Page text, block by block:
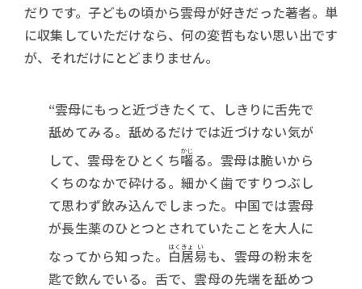
だりです。子どもの頃から雲母が好きだった著者。単
に収集していただけなら、何の変哲もない思い出です
が、それだけにとどまりません。
“雲母にもっと近づきたくて、しきりに舌先で
舐めてみる。舐めるだけでは近づけない気が
して、雲母をひとくち囓
かじ る。雲母は脆いから
くちのなかで砕ける。細かく歯ですりつぶし
て思わず飲み込んでしまった。中国では雲母
が長生薬のひとつとされていたことを大人に
なってから知った。 白
はく 居
きょ 易
い も、雲母の粉末を
匙で飲んでいる。舌で、雲母の先端を舐めつ